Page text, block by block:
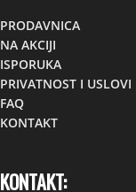
PRODAVNICA
NA AKCIJI
ISPORUKA
PRIVATNOST I USLOVI
FAQ
KONTAKT
KONTAKT: